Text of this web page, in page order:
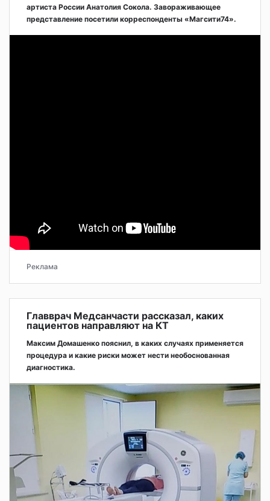
артиста России Анатолия Сокола. Завораживающее
представление посетили корреспонденты «Магсити74».
Реклама
Главврач Медсанчасти рассказал, каких
пациентов направляют на КТ
Максим Домашенко пояснил, в каких случаях применяется
процедура и какие риски может нести необоснованная
диагностика.